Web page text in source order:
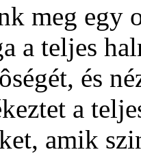
meg egy
a teljes
és
a
amik